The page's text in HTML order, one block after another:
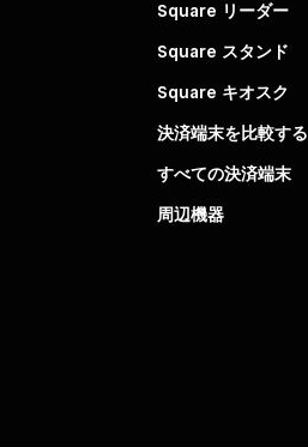
Square リーダー
Square スタンド
Square キオスク
決済端末を比較する
すべての決済端末
周辺機器